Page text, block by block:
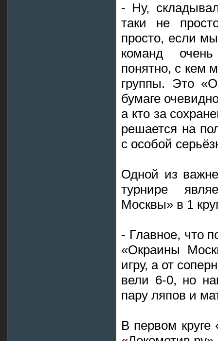
- Ну,
таки не
просто, если
команд
понятно, с кем
группы. Это
бумаге
а кто за
решается на
с особой
Одной из
турнире
Москвы» в 1
- Главное, что
«Окраины
игру, а от
вели 6-0, но
пару ляпов и
В первом круге